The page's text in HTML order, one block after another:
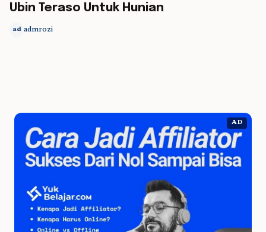
Ubin Teraso Untuk Hunian
ad admrozi
AD